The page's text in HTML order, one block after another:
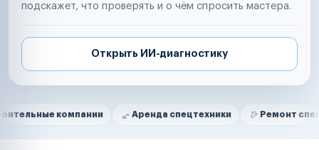
подскажет, что проверять и о чём спросить мастера.
Открыть ИИ-диагностику
Нам доверяют
компании Аренда спецтехники Ремонт спецтехники
Маркетплейсы